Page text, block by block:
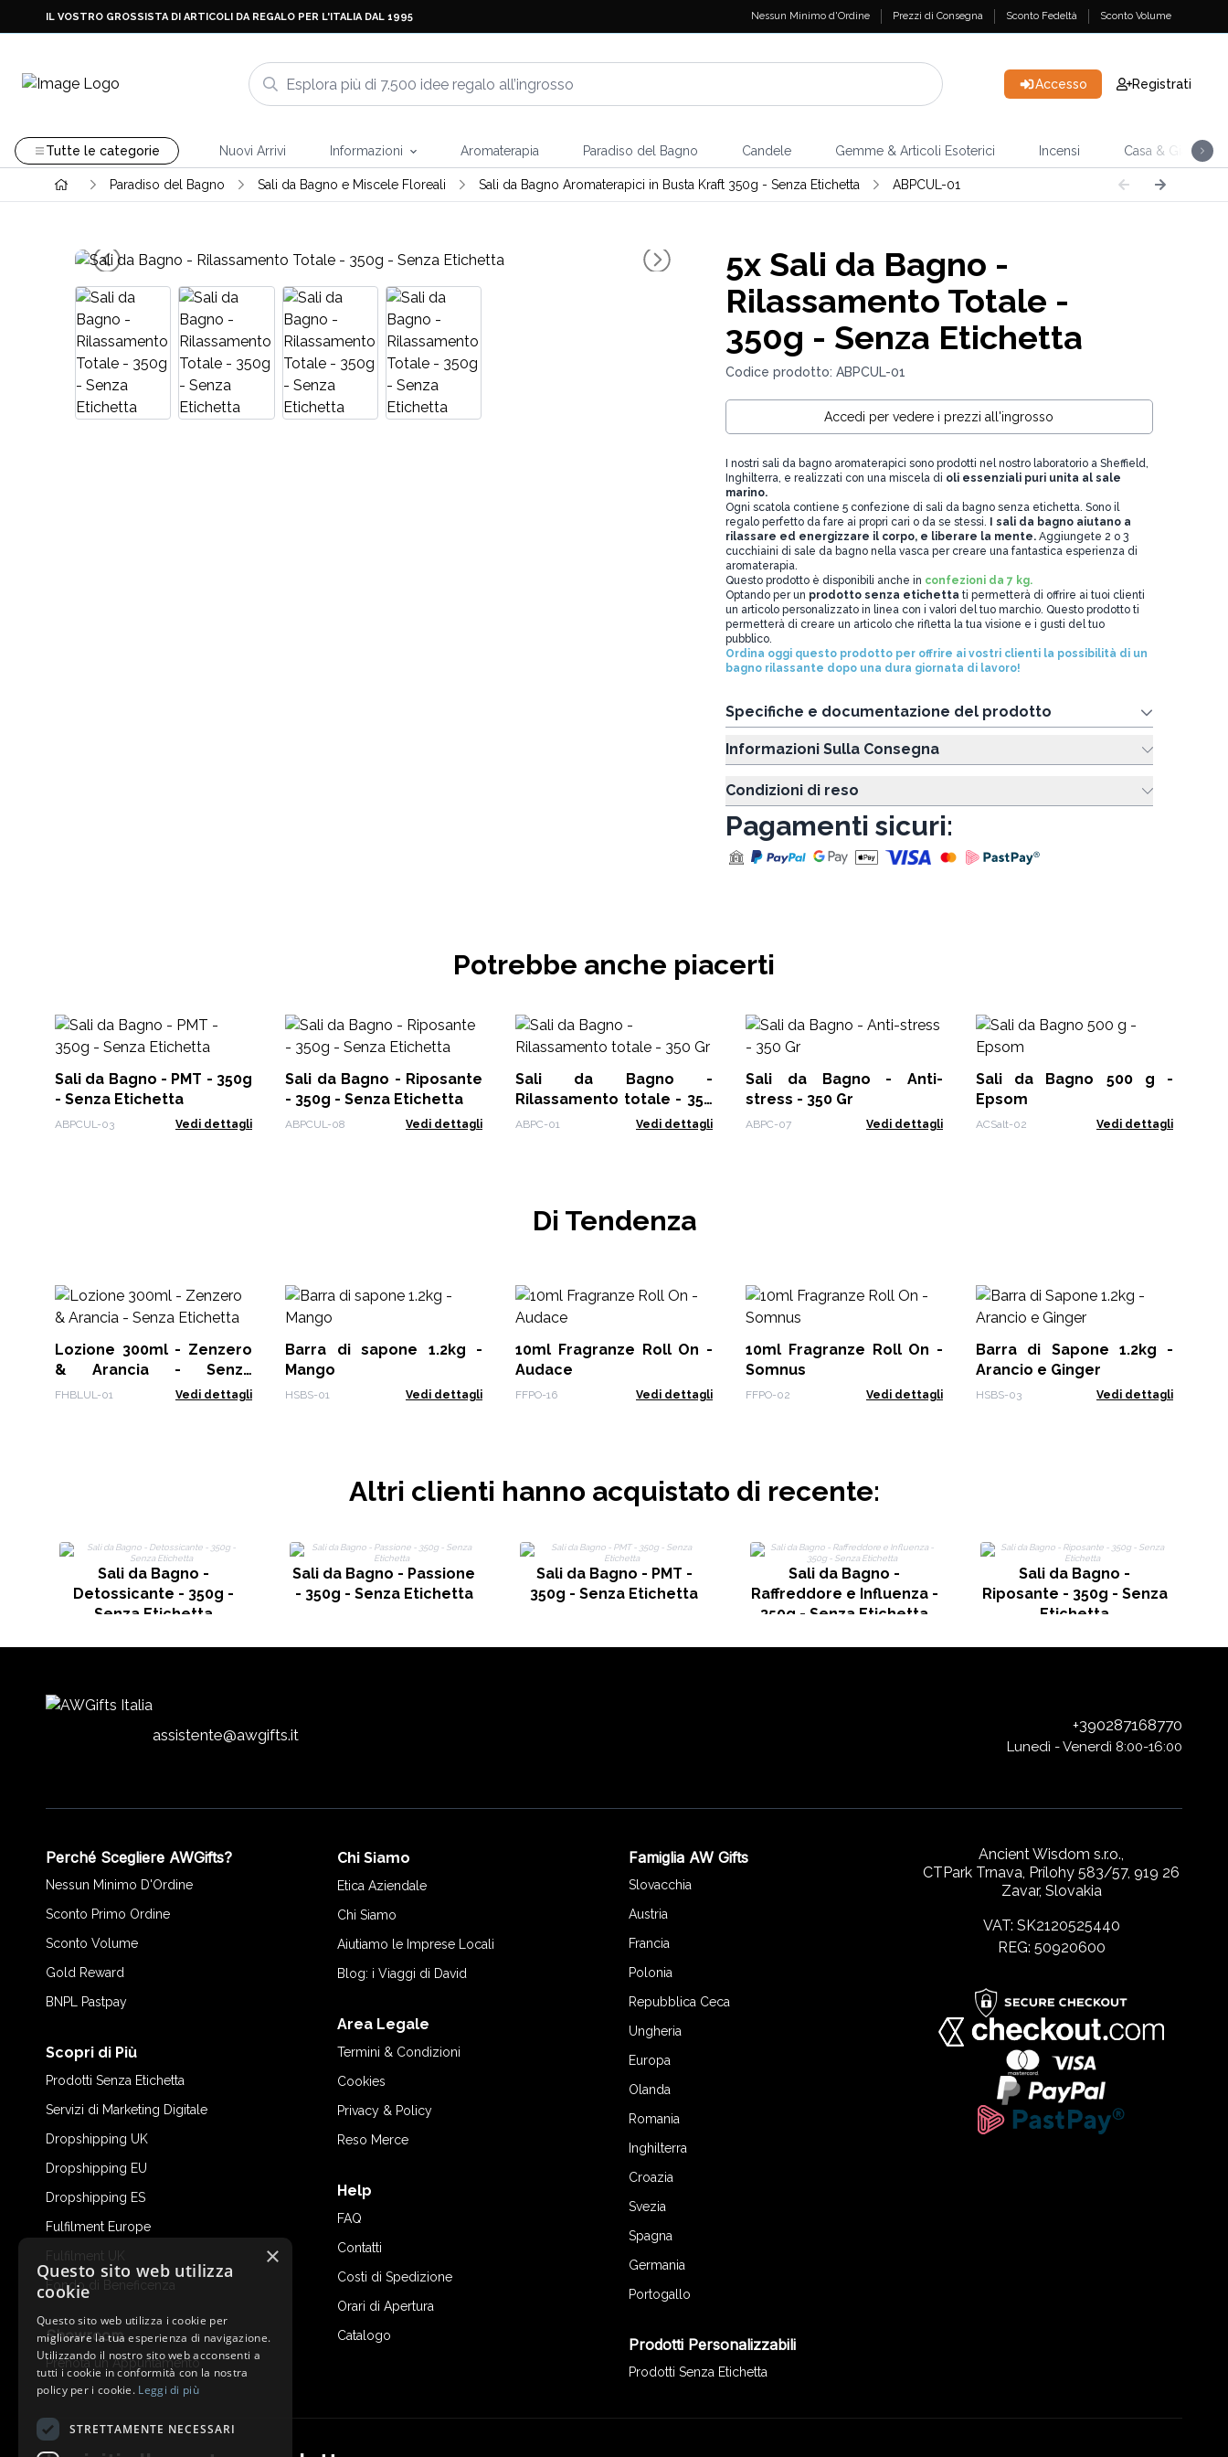
IL VOSTRO GROSSISTA DI ARTICOLI DA REGALO PER L'ITALIA DAL 1995 Nessun Minimo d'Ordine Prezzi di Consegna Sconto Fedeltà Sconto Volume
Accesso Registrati
Tutte le categorie Nuovi Arrivi Informazioni Aromaterapia Paradiso del Bagno Candele Gemme & Articoli Esoterici Incensi Casa & Giardino
Paradiso del Bagno Sali da Bagno e Miscele Floreali Sali da Bagno Aromaterapici in Busta Kraft 350g - Senza Etichetta ABPCUL-01
5xSali da Bagno -
Rilassamento Totale -
350g - Senza Etichetta
Codice prodotto: ABPCUL-01
Accedi per vedere i prezzi all'ingrosso
I nostri sali da bagno aromaterapici sono prodotti nel nostro laboratorio a Sheffield,
Inghilterra, e realizzati con una miscela di oli essenziali puri unita al sale
marino.
Ogni scatola contiene 5 confezione di sali da bagno senza etichetta. Sono il
regalo perfetto da fare ai propri cari o da se stessi.
I sali da bagno aiutano a
rilassare ed energizzare il corpo, e liberare la mente. Aggiungete 2 o 3
cucchiaini di sale da bagno nella vasca per creare una fantastica esperienza di
aromaterapia.
Questo prodotto è disponibili anche in confezioni da 7 kg.
Optando per un prodotto senza etichetta ti permetterà di offrire ai tuoi clienti
un articolo personalizzato in linea con i valori del tuo marchio. Questo prodotto ti
permetterà di creare un articolo che rifletta la tua visione e i gusti del tuo
pubblico.
Ordina oggi questo prodotto per offrire ai vostri clienti la possibilità di un
bagno rilassante dopo una dura giornata di lavoro!
Specifiche e documentazione del prodotto
Informazioni Sulla Consegna
Condizioni di reso
Pagamenti sicuri:
Potrebbe anche piacerti
Sali da Bagno - PMT - 350g
- Senza Etichetta
ABPCUL-03 Vedi dettagli
Sali da Bagno - Riposante
- 350g - Senza Etichetta
ABPCUL-08 Vedi dettagli
Sali da Bagno -
Rilassamento totale - 350
Gr
ABPC-01 Vedi dettagli
Sali da Bagno - Anti-
stress - 350 Gr
ABPC-07 Vedi dettagli
Sali da Bagno 500 g -
Epsom
ACSalt-02 Vedi dettagli
Di Tendenza
Lozione 300ml - Zenzero
& Arancia - Senza
Etichetta
FHBLUL-01 Vedi dettagli
Barra di sapone 1.2kg -
Mango
HSBS-01 Vedi dettagli
10ml Fragranze Roll On -
Audace
FFPO-16 Vedi dettagli
10ml Fragranze Roll On -
Somnus
FFPO-02 Vedi dettagli
Barra di Sapone 1.2kg -
Arancio e Ginger
HSBS-03 Vedi dettagli
Altri clienti hanno acquistato di recente:
Sali da Bagno -
Detossicante - 350g -
Senza Etichetta
Sali da Bagno - Passione
- 350g - Senza Etichetta
Sali da Bagno - PMT -
350g - Senza Etichetta
Sali da Bagno -
Raffreddore e Influenza -
350g - Senza Etichetta
Sali da Bagno -
Riposante - 350g - Senza
Etichetta
assistente@awgifts.it
+390287168770
Lunedì - Venerdì 8:00-16:00
Perché Scegliere AWGifts?
Nessun Minimo D'Ordine
Sconto Primo Ordine
Sconto Volume
Gold Reward
BNPL Pastpay
Scopri di Più
Prodotti Senza Etichetta
Servizi di Marketing Digitale
Dropshipping UK
Dropshipping EU
Dropshipping ES
Fulfilment Europe
Fulfilment UK
Fondo di Beneficenza
Showroom
Prenota un Appuntamento
Chi Siamo
Etica Aziendale
Chi Siamo
Aiutiamo le Imprese Locali
Blog: i Viaggi di David
Area Legale
Termini & Condizioni
Cookies
Privacy & Policy
Reso Merce
Help
FAQ
Contatti
Costi di Spedizione
Orari di Apertura
Catalogo
Famiglia AW Gifts
Slovacchia
Austria
Francia
Polonia
Repubblica Ceca
Ungheria
Europa
Olanda
Romania
Inghilterra
Croazia
Svezia
Spagna
Germania
Portogallo
Prodotti Personalizzabili
Prodotti Senza Etichetta
Ancient Wisdom s.r.o.,
CTPark Trnava, Prílohy 583/57, 919 26
Zavar, Slovakia
VAT: SK2120525440
REG: 50920600
×
Questo sito web utilizza
cookie
Questo sito web utilizza i cookie per
migliorare la tua esperienza di navigazione.
Utilizzando il nostro sito web acconsenti a
tutti i cookie in conformità con la nostra
policy per i cookie. Leggi di più
STRETTAMENTE NECESSARI